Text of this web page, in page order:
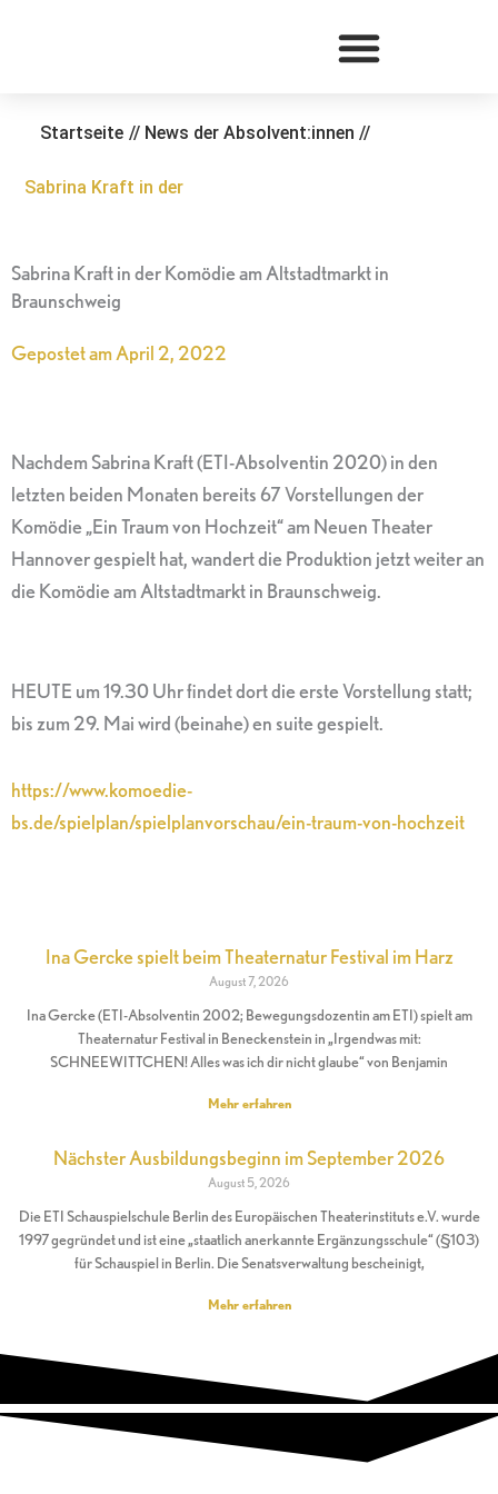
Startseite // News der Absolvent:innen //
Sabrina Kraft in der
Sabrina Kraft in der Komödie am Altstadtmarkt in
Braunschweig
Gepostet amApril 2, 2022
Nachdem Sabrina Kraft (ETI-Absolventin 2020) in den
letzten beiden Monaten bereits 67 Vorstellungen der
Komödie „Ein Traum von Hochzeit“ am Neuen Theater
Hannover gespielt hat, wandert die Produktion jetzt weiter an
die Komödie am Altstadtmarkt in Braunschweig.
HEUTE um 19.30 Uhr findet dort die erste Vorstellung statt;
bis zum 29. Mai wird (beinahe) en suite gespielt.
https://www.komoedie-
bs.de/spielplan/spielplanvorschau/ein-traum-von-hochzeit
Ina Gercke spielt beim Theaternatur Festival im Harz
August 7, 2026
Ina Gercke (ETI-Absolventin 2002; Bewegungsdozentin am ETI) spielt am
Theaternatur Festival in Beneckenstein in „Irgendwas mit:
SCHNEEWITTCHEN! Alles was ich dir nicht glaube“ von Benjamin
Mehr erfahren
Nächster Ausbildungsbeginn im September 2026
August 5, 2026
Die ETI Schauspielschule Berlin des Europäischen Theaterinstituts e.V. wurde
1997 gegründet und ist eine „staatlich anerkannte Ergänzungsschule“ (§103)
für Schauspiel in Berlin. Die Senatsverwaltung bescheinigt,
Mehr erfahren